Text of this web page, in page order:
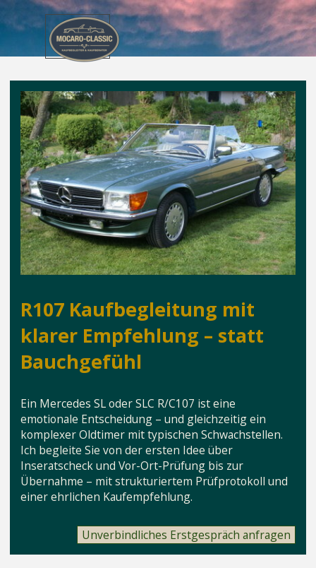
Direkt zum Seiteninhalt
Menü überspringen
R107 Kaufbegleitung mit
klarer Empfehlung – statt
Bauchgefühl
Ein Mercedes SL oder SLC R/C107 ist eine
emotionale Entscheidung – und gleichzeitig ein
komplexer Oldtimer mit typischen Schwachstellen.
Ich begleite Sie von der ersten Idee über
Inseratscheck und Vor-Ort-Prüfung bis zur
Übernahme – mit strukturiertem Prüfprotokoll und
einer ehrlichen Kaufempfehlung.
Unverbindliches Erstgespräch anfragen